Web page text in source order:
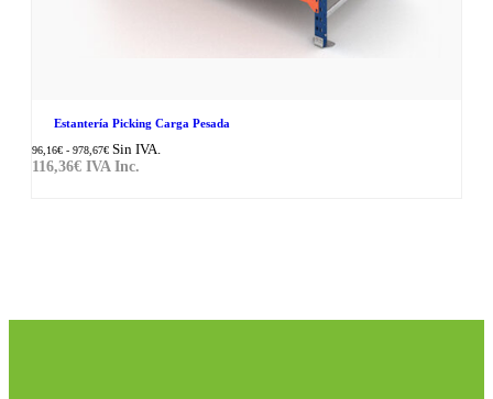
Estantería Picking Carga Pesada
96,16€ - 978,67€ Sin IVA.
116,36€ IVA Inc.